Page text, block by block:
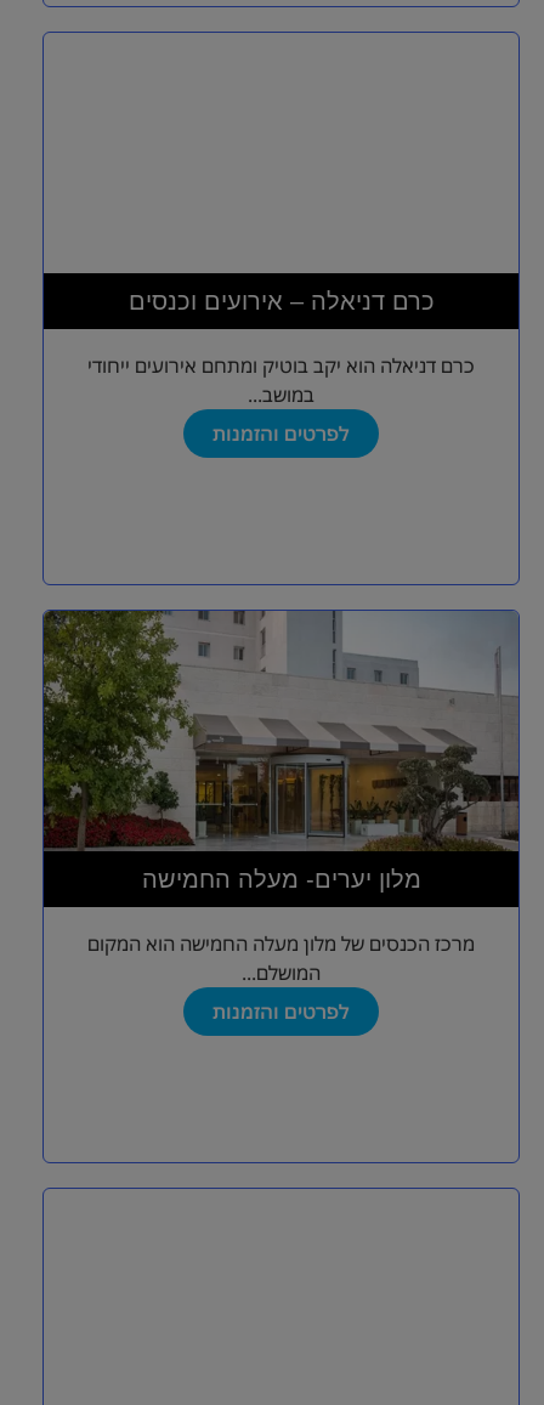
כרם דניאלה – אירועים וכנסים
כרם דניאלה הוא יקב בוטיק ומתחם אירועים ייחודי
במושב...
לפרטים והזמנות
מלון יערים- מעלה החמישה
מרכז הכנסים של מלון מעלה החמישה הוא המקום
המושלם...
לפרטים והזמנות